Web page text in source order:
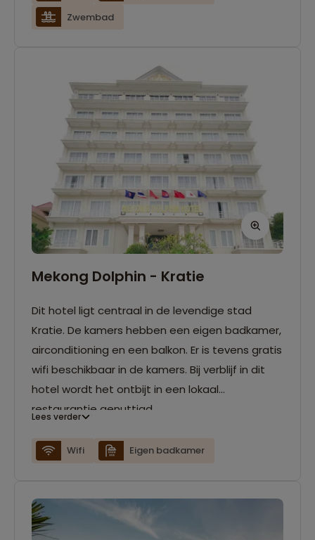
Sengahloune Resort serveert een
verscheidenheid van Thaise en Laotiaanse
Zwembad
Mekong Dolphin - Kratie
Dit hotel ligt centraal in de levendige stad
Kratie. De kamers hebben een eigen badkamer,
airconditioning en een balkon. Er is tevens gratis
wifi beschikbaar in de kamers. Bij verblijf in dit
hotel wordt het ontbijt in een lokaal
restaurantje genuttigd.
Lees verder
Wifi Eigen badkamer